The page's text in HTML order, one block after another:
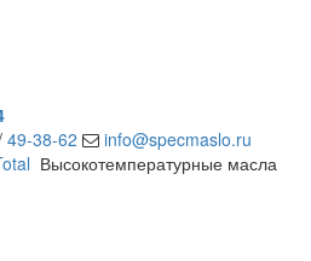
49-38-62
info@specmaslo.ru
Высокотемпературные масла